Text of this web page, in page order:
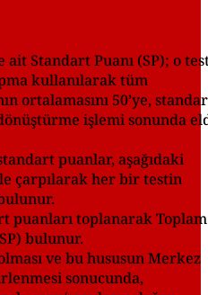
Standart Puanı (SP); o
kullanılarak tüm
ortalamasını 50’ye,
işlemi sonunda
puanlar, aşağıdaki
çarpılarak her bir testin
puanları toplanarak Toplam
bulunur.
ve bu hususun Merkez
sonucunda,